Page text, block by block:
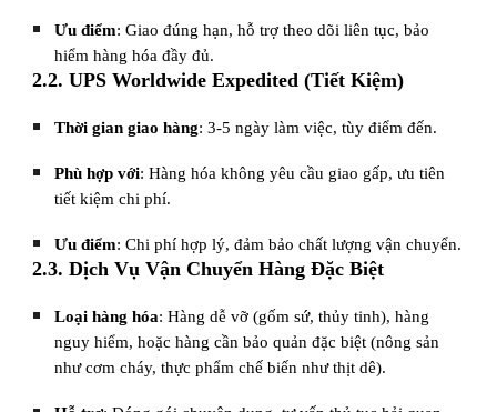
Ưu điểm: Giao đúng hạn, hỗ trợ theo dõi liên tục, bảo
hiểm hàng hóa đầy đủ.
2.2. UPS Worldwide Expedited (Tiết Kiệm)
Thời gian giao hàng: 3-5 ngày làm việc, tùy điểm đến.
Phù hợp với: Hàng hóa không yêu cầu giao gấp, ưu tiên
tiết kiệm chi phí.
Ưu điểm: Chi phí hợp lý, đảm bảo chất lượng vận chuyển.
2.3. Dịch Vụ Vận Chuyển Hàng Đặc Biệt
Loại hàng hóa: Hàng dễ vỡ (gốm sứ, thủy tinh), hàng
nguy hiểm, hoặc hàng cần bảo quản đặc biệt (nông sản
như cơm cháy, thực phẩm chế biến như thịt dê).